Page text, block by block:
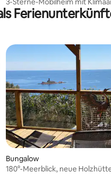
Natur & Pool
Bewertung: 5 von 5,
Bungalow
180°-Meerblick, neue